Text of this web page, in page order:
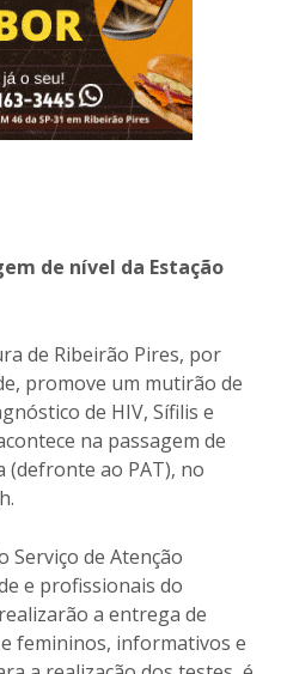
de nível da Estação
de Ribeirão Pires, por
promove um mutirão de
de HIV, Sífilis e
na passagem de
(defronte ao PAT), no
Serviço de Atenção
e profissionais do
a entrega de
femininos, informativos e